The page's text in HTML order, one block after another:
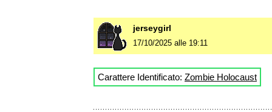
jerseygirl
17/10/2025 alle 19:11
Carattere Identificato: Zombie Holocaust